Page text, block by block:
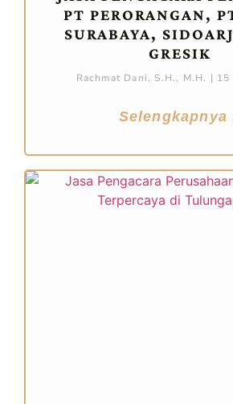
PT PERORANGAN,
SURABAYA,
GRESIK
Rachmat Dani, S.H., M.H. 15
Selengkapnya